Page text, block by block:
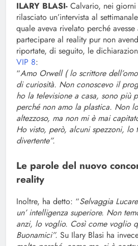
ILARY BLASI- Calvario, nei
rilasciato un’intervista al
quale aveva rivelato perché
partecipare al reality pur non
riportate, di seguito, le
VIP 8:
“Amo Orwell ( lo scrittore
di curiosità. Non conoscevo il
ho la televisione a casa, sono più
perché non amo la plastica. Non
altezzoso, ma non mi è mai
Ho visto, però, alcuni spezzoni, lo
divertente”.
Le parole del nuovo
reality
Inoltre, ha detto: “Selvaggia
un’ intelligenza superiore. Non
anzi, lo voglio. Così come voglio
Buonamici”. Su Ilary Blasi ha